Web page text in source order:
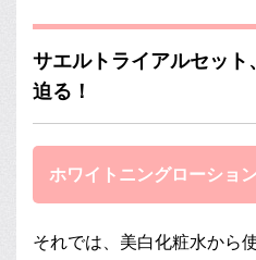
サエルトライアルセット
迫る！
ホワイトニングローション
それでは、美白化粧水から